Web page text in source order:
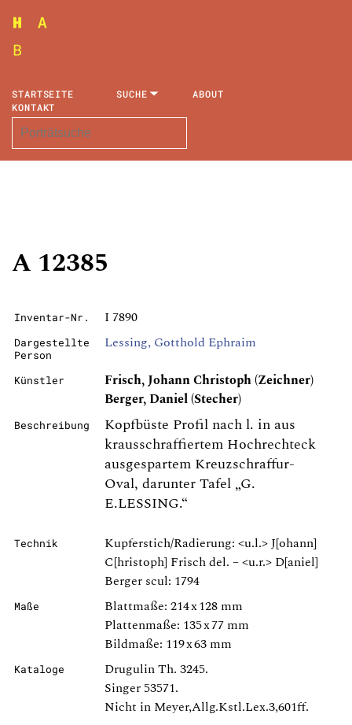
STARTSEITE SUCHE
ABOUT
KONTAKT
A 12385
Inventar-Nr. I 7890
Dargestellte
Person
Lessing, Gotthold Ephraim
Künstler
Frisch, Johann Christoph (Zeichner)
Berger, Daniel (Stecher)
Beschreibung
Kopfbüste Profil nach l. in aus
krausschraffiertem Hochrechteck
ausgespartem Kreuzschraffur-
Oval, darunter Tafel „G.
E.LESSING.“
Technik
Kupferstich/Radierung: <u.l.> J[ohann]
C[hristoph] Frisch del. – <u.r.> D[aniel]
Berger scul: 1794
Maße
Blattmaße: 214 x 128 mm
Plattenmaße: 135 x 77 mm
Bildmaße: 119 x 63 mm
Kataloge
Drugulin Th. 3245.
Singer 53571.
Nicht in Meyer,Allg.Kstl.Lex.3,601ff.